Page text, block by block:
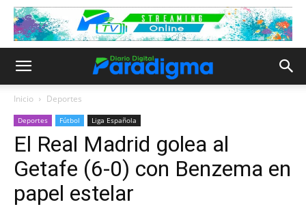
Inicio Deportes
Deportes Fútbol Liga Española
El Real Madrid golea al
Getafe (6-0) con Benzema en
papel estelar